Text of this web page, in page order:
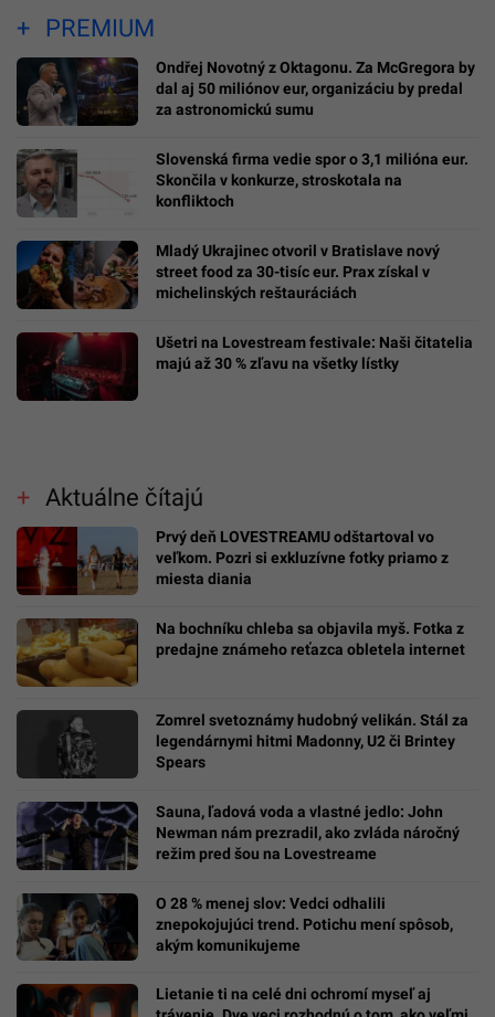
PREMIUM
Ondřej Novotný z Oktagonu. Za McGregora by
dal aj 50 miliónov eur, organizáciu by predal
za astronomickú sumu
Slovenská firma vedie spor o 3,1 milióna eur.
Skončila v konkurze, stroskotala na
konfliktoch
Mladý Ukrajinec otvoril v Bratislave nový
street food za 30-tisíc eur. Prax získal v
michelinských reštauráciách
Ušetri na Lovestream festivale: Naši čitatelia
majú až 30 % zľavu na všetky lístky
Aktuálne čítajú
Prvý deň LOVESTREAMU odštartoval vo
veľkom. Pozri si exkluzívne fotky priamo z
miesta diania
Na bochníku chleba sa objavila myš. Fotka z
predajne známeho reťazca obletela internet
Zomrel svetoznámy hudobný velikán. Stál za
legendárnymi hitmi Madonny, U2 či Brintey
Spears
Sauna, ľadová voda a vlastné jedlo: John
Newman nám prezradil, ako zvláda náročný
režim pred šou na Lovestreame
O 28 % menej slov: Vedci odhalili
znepokojujúci trend. Potichu mení spôsob,
akým komunikujeme
Lietanie ti na celé dni ochromí myseľ aj